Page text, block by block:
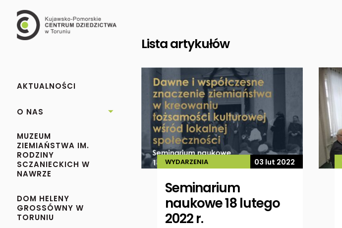
AKTUALNOŚCI
O NAS 
MUZEUM
ZIEMIAŃSTWA IM.
RODZINY
SCZANIECKICH W
NAWRZE
DOM HELENY
GROSSÓWNY W
TORUNIU
Lista artykułów
WYDARZENIA 03 lut 2022
Seminarium
naukowe 18 lutego
2022 r.